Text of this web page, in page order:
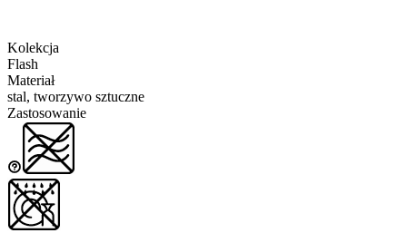
Kolekcja
Flash
Materiał
stal, tworzywo sztuczne
Zastosowanie